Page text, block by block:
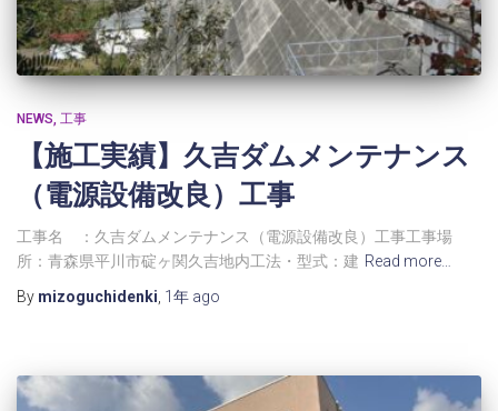
NEWS 工事
【施工実績】久吉ダムメンテナンス
（電源設備改良）工事
工事名 ：久吉ダムメンテナンス（電源設備改良）工事工事場
所：青森県平川市碇ヶ関久吉地内工法・型式：建 Read more…
By mizoguchidenki 1年 ago